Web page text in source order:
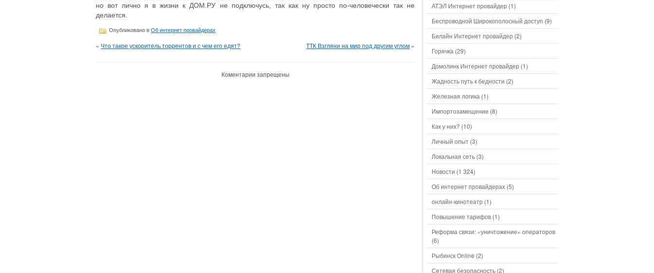
но вот лично я в жизни к ДОМ.РУ не подключусь, так как ну просто по-человечески так не
делается.
Опубликовано в Об интернет провайдерах
« Что такое ускоритель торрентов и с чем его едят? ТТК Взгляни на мир под другим углом »
Коментарии запрещены
АТЭЛ Интернет провайдер (1)
Беспроводной Широкополосный доступ (9)
Билайн Интернет провайдер (2)
Горячка (29)
Домолинк Интернет провайдер (1)
Жадность путь к бедности (2)
Железная логика (1)
Импортозамещение (8)
Как у них? (10)
Личный опыт (3)
Локальная сеть (3)
Новости (1 324)
Об интернет провайдерах (5)
онлайн-кинотеатр (1)
Повышение тарифов (1)
Реформа связи: «уничтожение» операторов
(6)
Рыбинск Online (2)
Сетевая безопасность (2)